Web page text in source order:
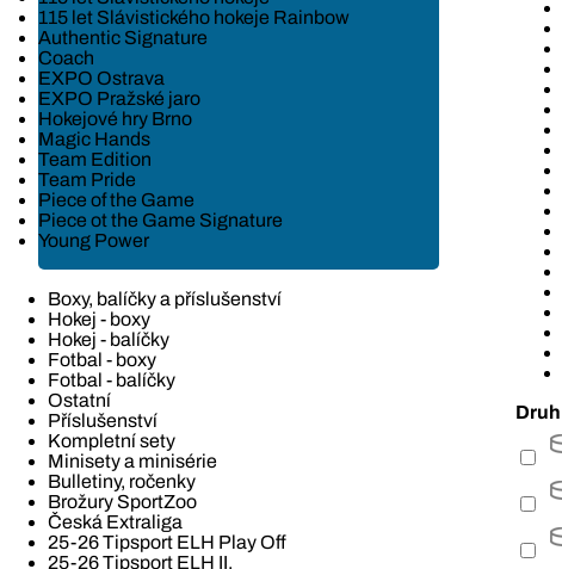
115 let Slávistického hokeje Rainbow
Authentic Signature
Coach
EXPO Ostrava
EXPO Pražské jaro
Hokejové hry Brno
Magic Hands
Team Edition
Team Pride
Piece of the Game
Piece ot the Game Signature
Young Power
Boxy, balíčky a příslušenství
Hokej - boxy
Hokej - balíčky
Fotbal - boxy
Fotbal - balíčky
Ostatní
Příslušenství
Kompletní sety
Minisety a minisérie
Bulletiny, ročenky
Brožury SportZoo
Česká Extraliga
25-26 Tipsport ELH Play Off
25-26 Tipsport ELH II.
Druh